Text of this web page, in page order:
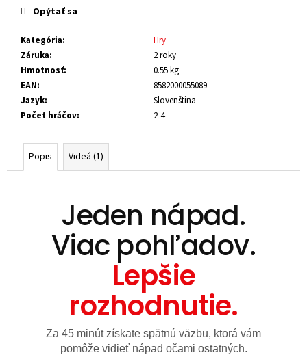
Kategória:
Hry
Záruka:
2 roky
Hmotnosť:
0.55 kg
EAN:
8582000055089
Jazyk:
Slovenština
Počet hráčov: 2-4
Opýtať sa
Popis Videá (1)
Jeden nápad.
Viac pohľadov.
Lepšie
rozhodnutie.
Za 45 minút získate spätnú väzbu, ktorá vám
pomôže vidieť nápad očami ostatných.